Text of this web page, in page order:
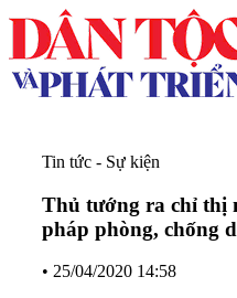
Tin tức - Sự kiện
Thủ tướng ra chỉ thị
pháp phòng, chống
• 25/04/2020 14:58